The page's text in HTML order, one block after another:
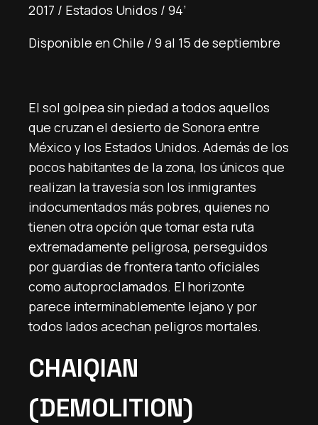
2017 / Estados Unidos / 94’
Disponible en Chile / 9 al 15 de septiembre
El sol golpea sin piedad a todos aquellos
que cruzan el desierto de Sonora entre
México y los Estados Unidos. Además de los
pocos habitantes de la zona, los únicos que
realizan la travesía son los inmigrantes
indocumentados más pobres, quienes no
tienen otra opción que tomar esta ruta
extremadamente peligrosa, perseguidos
por guardias de frontera tanto oficiales
como autoproclamados. El horizonte
parece interminablemente lejano y por
todos lados acechan peligros mortales.
CHAIQIAN
(DEMOLITION)